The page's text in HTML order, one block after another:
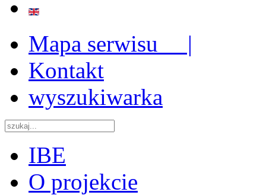
Mapa serwisu |
Kontakt
wyszukiwarka
IBE
O projekcie